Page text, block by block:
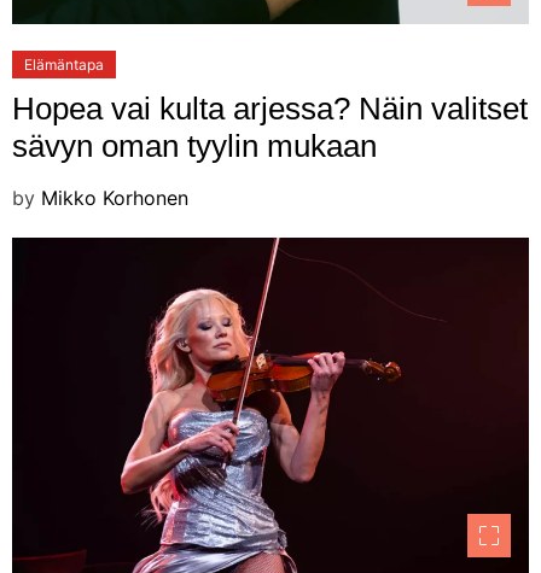
Elämäntapa
Hopea vai kulta arjessa? Näin valitset
sävyn oman tyylin mukaan
by Mikko Korhonen